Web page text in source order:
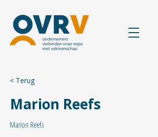
< Terug
Marion Reefs
Marion Reefs